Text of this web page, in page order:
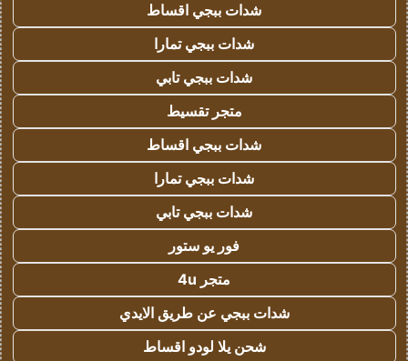
شدات ببجي اقساط
شدات ببجي تمارا
شدات ببجي تابي
متجر تقسيط
شدات ببجي اقساط
شدات ببجي تمارا
شدات ببجي تابي
فور يو ستور
متجر 4u
شدات ببجي عن طريق الايدي
شحن يلا لودو اقساط